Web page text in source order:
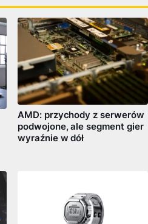
AMD: przychody z serwerów
podwojone, ale segment gier
wyraźnie w dół